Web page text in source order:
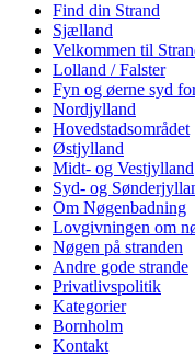
Find din Strand
Sjælland
Velkommen til
Lolland / Falster
Fyn og øerne syd
Nordjylland
Hovedstadsområdet
Østjylland
Midt- og Vestjylland
Syd- og
Om Nøgenbadning
Lovgivningen om
Nøgen på stranden
Andre gode strande
Privatlivspolitik
Kategorier
Bornholm
Kontakt